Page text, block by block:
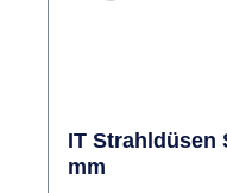
IT Strahldüsen
mm